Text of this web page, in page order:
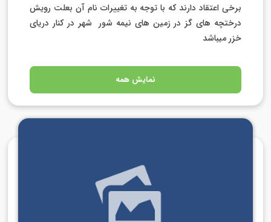
برخی اعتقاد دارند که با توجه به تغییرات نام آن بعلت رویش
درختچه های گز در زمین های نیمه شور شهر در کنار دریای
خزر میباشد
نمایش همه